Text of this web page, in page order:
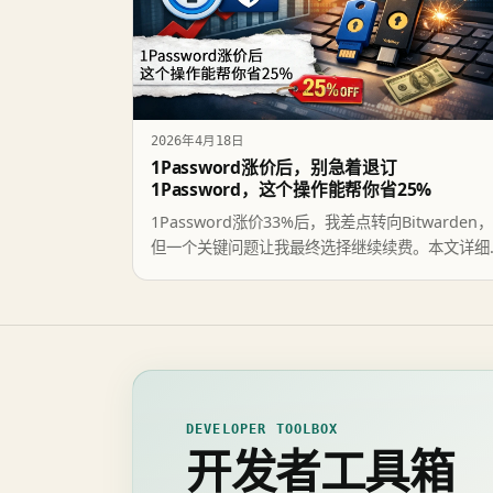
2026年4月18日
1Password涨价后，别急着退订
1Password，这个操作能帮你省25%
1Password涨价33%后，我差点转向Bitwarden，
但一个关键问题让我最终选择继续续费。本文详细
折扣的经验。
DEVELOPER TOOLBOX
开发者工具箱